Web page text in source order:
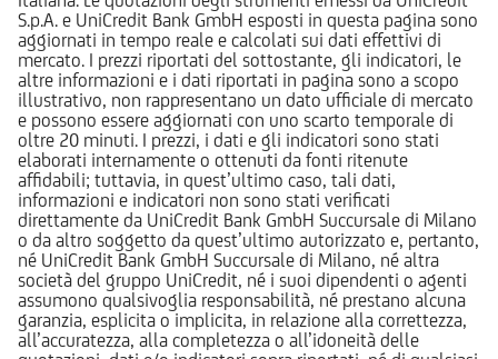
S.p.A. e UniCredit Bank GmbH esposti in questa pagina sono
aggiornati in tempo reale e calcolati sui dati effettivi di
mercato. I prezzi riportati del sottostante, gli indicatori, le
altre informazioni e i dati riportati in pagina sono a scopo
illustrativo, non rappresentano un dato ufficiale di mercato
e possono essere aggiornati con uno scarto temporale di
oltre 20 minuti. I prezzi, i dati e gli indicatori sono stati
elaborati internamente o ottenuti da fonti ritenute
affidabili; tuttavia, in quest’ultimo caso, tali dati,
informazioni e indicatori non sono stati verificati
direttamente da UniCredit Bank GmbH Succursale di Milano
o da altro soggetto da quest’ultimo autorizzato e, pertanto,
né UniCredit Bank GmbH Succursale di Milano, né altra
società del gruppo UniCredit, né i suoi dipendenti o agenti
assumono qualsivoglia responsabilità, né prestano alcuna
garanzia, esplicita o implicita, in relazione alla correttezza,
all’accuratezza, alla completezza o all’idoneità delle